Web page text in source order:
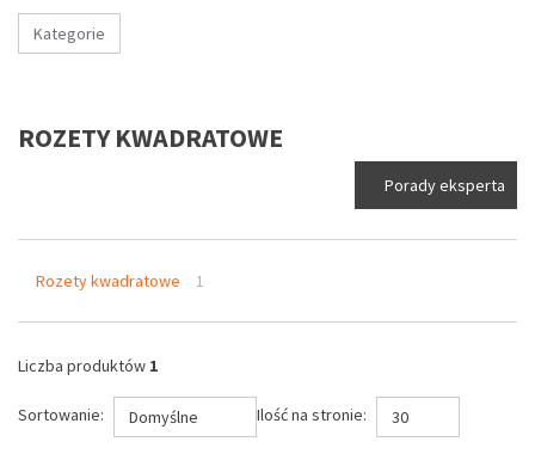
Kategorie
ROZETY KWADRATOWE
Porady eksperta
Rozety kwadratowe 1
Liczba produktów 1
Sortowanie: Domyślne Ilość na stronie: 30